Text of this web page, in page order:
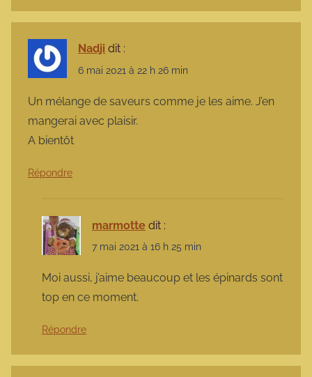
Nadji dit :
6 mai 2021 à 22 h 26 min
Un mélange de saveurs comme je les aime. J’en
mangerai avec plaisir.
A bientôt
Répondre
marmotte dit :
7 mai 2021 à 16 h 25 min
Moi aussi, j’aime beaucoup et les épinards sont
top en ce moment.
Répondre